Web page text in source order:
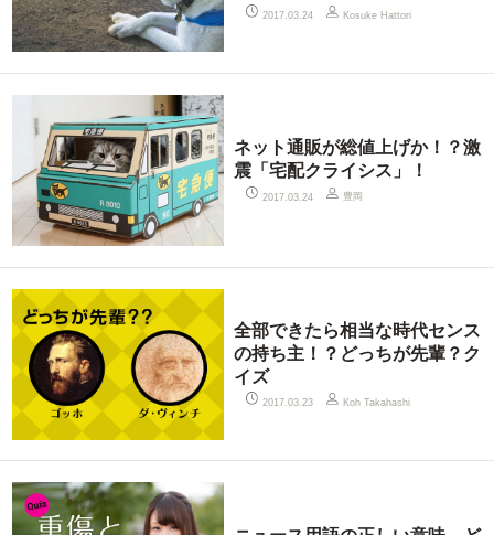
2017.03.24 Kosuke Hattori
ネット通販が総値上げか！？激
震「宅配クライシス」！
2017.03.24 豊岡
全部できたら相当な時代センス
の持ち主！？どっちが先輩？ク
イズ
2017.03.23 Koh Takahashi